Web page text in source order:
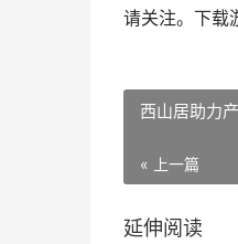
请关注。下载
西山居助力
« 上一篇
延伸阅读